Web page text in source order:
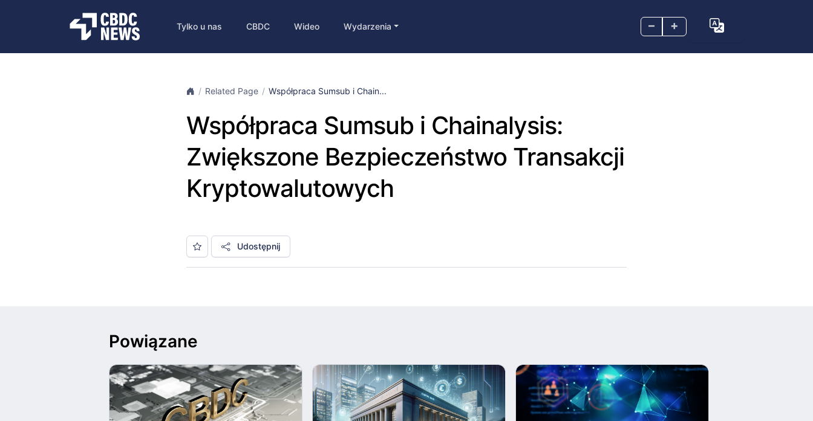
– +
Tylko u nas CBDC Wideo Wydarzenia
Related Page Współpraca Sumsub i Chain...
Współpraca Sumsub i Chainalysis:
Zwiększone Bezpieczeństwo Transakcji
Kryptowalutowych
Udostępnij
Powiązane